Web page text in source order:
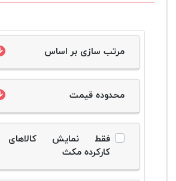
مرتب سازی بر اساس
محدوده قیمت
فقط نمایش کالاهای
کارکرده مکث